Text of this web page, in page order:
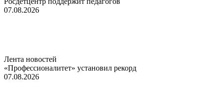
07.08.2026
Лента новостей
«Профессионалитет» установил рекорд
07.08.2026